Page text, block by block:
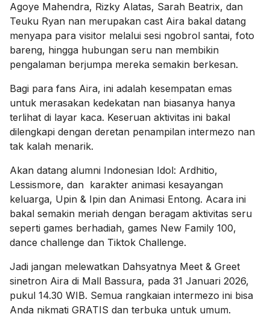
Agoye Mahendra, Rizky Alatas, Sarah Beatrix, dan
Teuku Ryan nan merupakan cast Aira bakal datang
menyapa para visitor melalui sesi ngobrol santai, foto
bareng, hingga hubungan seru nan membikin
pengalaman berjumpa mereka semakin berkesan.
Bagi para fans Aira, ini adalah kesempatan emas
untuk merasakan kedekatan nan biasanya hanya
terlihat di layar kaca. Keseruan aktivitas ini bakal
dilengkapi dengan deretan penampilan intermezo nan
tak kalah menarik.
Akan datang alumni Indonesian Idol: Ardhitio,
Lessismore, dan karakter animasi kesayangan
keluarga, Upin & Ipin dan Animasi Entong. Acara ini
bakal semakin meriah dengan beragam aktivitas seru
seperti games berhadiah, games New Family 100,
dance challenge dan Tiktok Challenge.
Jadi jangan melewatkan Dahsyatnya Meet & Greet
sinetron Aira di Mall Bassura, pada 31 Januari 2026,
pukul 14.30 WIB. Semua rangkaian intermezo ini bisa
Anda nikmati GRATIS dan terbuka untuk umum.